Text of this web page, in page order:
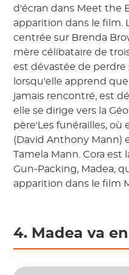
d'écran dans Meet the
apparition dans le film.
centrée sur Brenda
mère célibataire de
est dévastée de
lorsqu'elle apprend
jamais rencontré, est
elle se dirige vers la
père'Les funérailles, où
(David Anthony Mann)
Tamela Mann. Cora est
Gun-Packing, Madea,
apparition dans le film
4. Madea va